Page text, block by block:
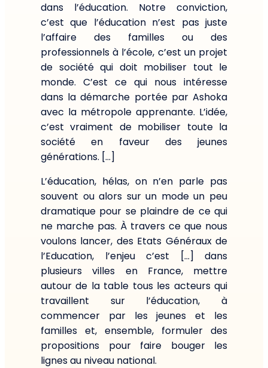
dans l’éducation. Notre conviction,
c’est que l’éducation n’est pas juste
l’affaire des familles ou des
professionnels à l’école, c’est un projet
de société qui doit mobiliser tout le
monde. C’est ce qui nous intéresse
dans la démarche portée par Ashoka
avec la métropole apprenante. L’idée,
c’est vraiment de mobiliser toute la
société en faveur des jeunes
générations. […]
L’éducation, hélas, on n’en parle pas
souvent ou alors sur un mode un peu
dramatique pour se plaindre de ce qui
ne marche pas. À travers ce que nous
voulons lancer, des Etats Généraux de
l’Education, l’enjeu c’est […] dans
plusieurs villes en France, mettre
autour de la table tous les acteurs qui
travaillent sur l’éducation, à
commencer par les jeunes et les
familles et, ensemble, formuler des
propositions pour faire bouger les
lignes au niveau national.